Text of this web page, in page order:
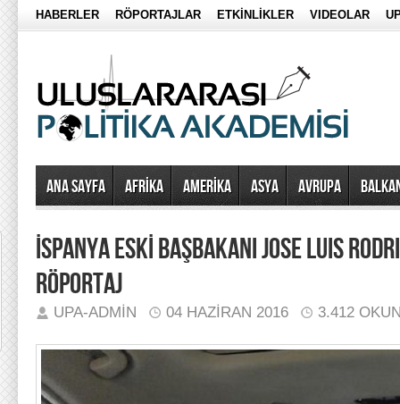
HABERLER RÖPORTAJLAR ETKİNLİKLER VIDEOLAR
Ana Sayfa AFRİKA AMERİKA ASYA AVRUPA
İSPANYA ESKİ BAŞBAKANI JOSE LUIS
RÖPORTAJ
UPA-ADMIN 04 HAZIRAN 2016 3.412